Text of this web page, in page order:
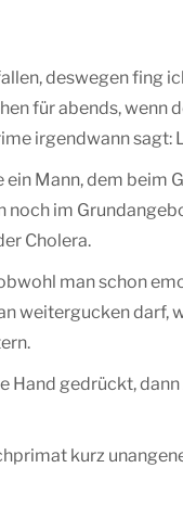
deswegen fing
für abends,
irgendwann sagt:
Mann, dem beim
im
Cholera.
man schon
weitergucken darf,
Hand gedrückt,
kurz